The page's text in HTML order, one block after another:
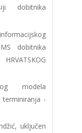
dobitnika
dobitnika
modela
terminiranja -
uključen